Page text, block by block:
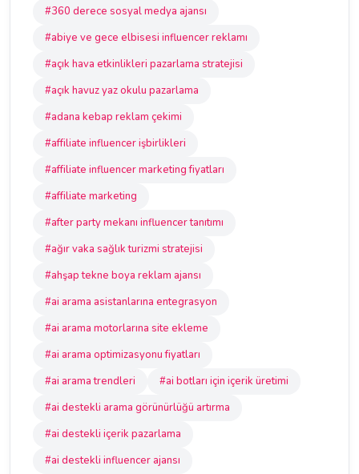
#360 derece sosyal medya ajansı
#abiye ve gece elbisesi influencer reklamı
#açık hava etkinlikleri pazarlama stratejisi
#açık havuz yaz okulu pazarlama
#adana kebap reklam çekimi
#affiliate influencer işbirlikleri
#affiliate influencer marketing fiyatları
#affiliate marketing
#after party mekanı influencer tanıtımı
#ağır vaka sağlık turizmi stratejisi
#ahşap tekne boya reklam ajansı
#ai arama asistanlarına entegrasyon
#ai arama motorlarına site ekleme
#ai arama optimizasyonu fiyatları
#ai arama trendleri
#ai botları için içerik üretimi
#ai destekli arama görünürlüğü artırma
#ai destekli içerik pazarlama
#ai destekli influencer ajansı